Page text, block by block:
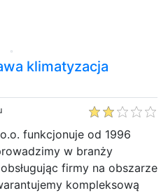
klimatyzacja
funkcjonuje od 1996
w branży
firmy na obszarze
kompleksową